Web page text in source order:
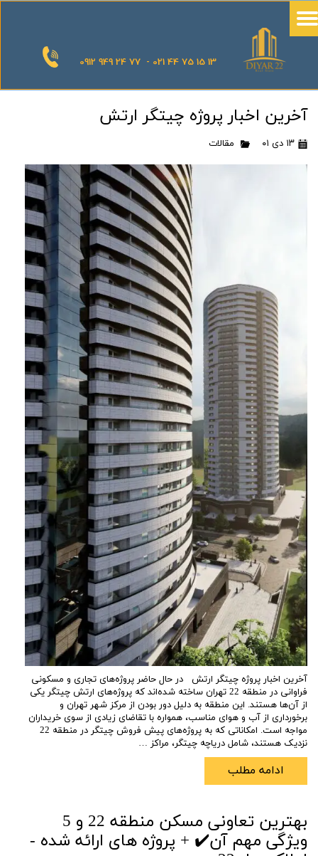
0912 949 24 77 - 021 44 75 15 13
آخرین اخبار پروژه چیتگر ارتش
۱۳ دی ۰۱ مقالات
آخرین اخبار پروژه چیتگر ارتش در حال حاضر پروژه‌های تجاری و مسکونی
فراوانی در منطقه 22 تهران ساخته شده‌اند که پروژه‌های ارتش چیتگر یکی
از آن‌ها هستند. این منطقه به دلیل دور بودن از مرکز شهر تهران و
برخورداری از آب و هوای مناسب، همواره با تقاضای زیادی از سوی خریداران
مواجه است. امکاناتی که به پروژه‌های پیش فروش چیتگر در منطقه 22
نزدیک هستند، شامل دریاچه چیتگر، مراکز …
ادامه مطلب
بهترین تعاونی مسکن منطقه 22 و 5
ویژگی مهم آن✔️ + پروژه های ارائه شده -